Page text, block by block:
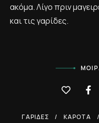
ακόμα. Λίγο πριν
και τις γαρίδες.
ΓΑΡΊΔΕΣ ΚΑΡΌΤΑ